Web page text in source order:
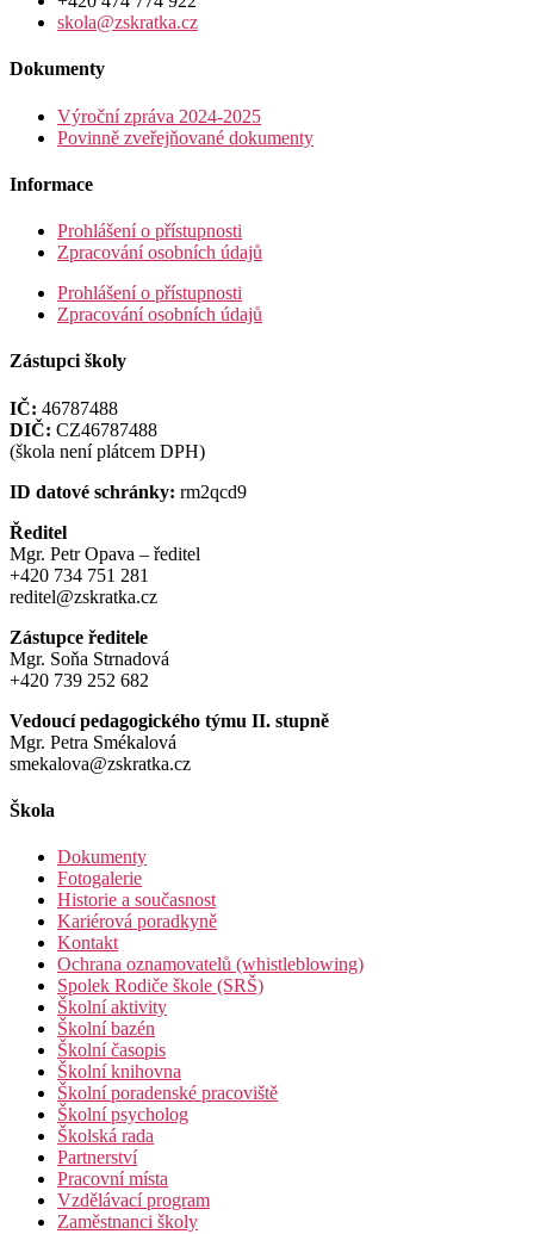
skola@zskratka.cz
Dokumenty
Výroční zpráva 2024-2025
Povinně zveřejňované dokumenty
Informace
Prohlášení o přístupnosti
Zpracování osobních údajů
Prohlášení o přístupnosti
Zpracování osobních údajů
Zástupci školy
IČ: 46787488
DIČ: CZ46787488
(škola není plátcem DPH)
ID datové schránky: rm2qcd9
Ředitel
Mgr. Petr Opava – ředitel
+420 734 751 281
reditel@zskratka.cz
Zástupce ředitele
Mgr. Soňa Strnadová
+420 739 252 682
Vedoucí pedagogického týmu II. stupně
Mgr. Petra Smékalová
smekalova@zskratka.cz
Škola
Dokumenty
Fotogalerie
Historie a současnost
Kariérová poradkyně
Kontakt
Ochrana oznamovatelů (whistleblowing)
Spolek Rodiče škole (SRŠ)
Školní aktivity
Školní bazén
Školní časopis
Školní knihovna
Školní poradenské pracoviště
Školní psycholog
Školská rada
Partnerství
Pracovní místa
Vzdělávací program
Zaměstnanci školy